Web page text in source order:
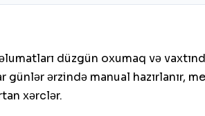
düzgün oxumaq və
ərzində manual hazırlanır,
xərclər.